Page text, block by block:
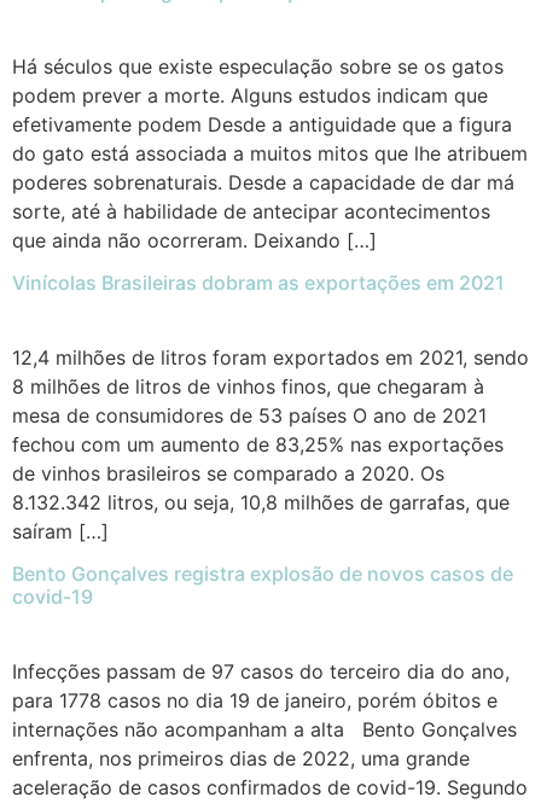
Há séculos que existe especulação sobre se os gatos
podem prever a morte. Alguns estudos indicam que
efetivamente podem Desde a antiguidade que a figura
do gato está associada a muitos mitos que lhe atribuem
poderes sobrenaturais. Desde a capacidade de dar má
sorte, até à habilidade de antecipar acontecimentos
que ainda não ocorreram. Deixando […]
Vinícolas Brasileiras dobram as exportações em 2021
12,4 milhões de litros foram exportados em 2021, sendo
8 milhões de litros de vinhos finos, que chegaram à
mesa de consumidores de 53 países O ano de 2021
fechou com um aumento de 83,25% nas exportações
de vinhos brasileiros se comparado a 2020. Os
8.132.342 litros, ou seja, 10,8 milhões de garrafas, que
saíram […]
Bento Gonçalves registra explosão de novos casos de
covid-19
Infecções passam de 97 casos do terceiro dia do ano,
para 1778 casos no dia 19 de janeiro, porém óbitos e
internações não acompanham a alta Bento Gonçalves
enfrenta, nos primeiros dias de 2022, uma grande
aceleração de casos confirmados de covid-19. Segundo